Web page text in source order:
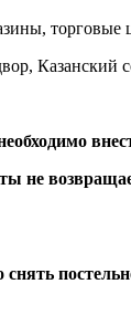
Казанский
не